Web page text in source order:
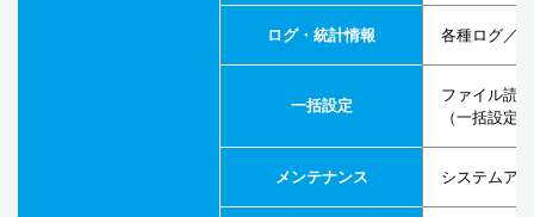
ログ・統計情報 各種ログ／
一括設定
ファイル読
（一括設定
メンテナンス システムア